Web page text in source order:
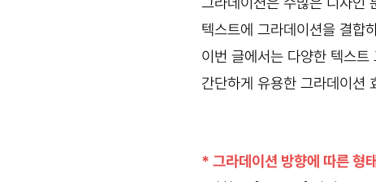
텍스트에 그라데이션을 결합
이번 글에서는 다양한 텍스
간단하게 유용한 그라데이션
* 그라데이션 방향에 따른 형태